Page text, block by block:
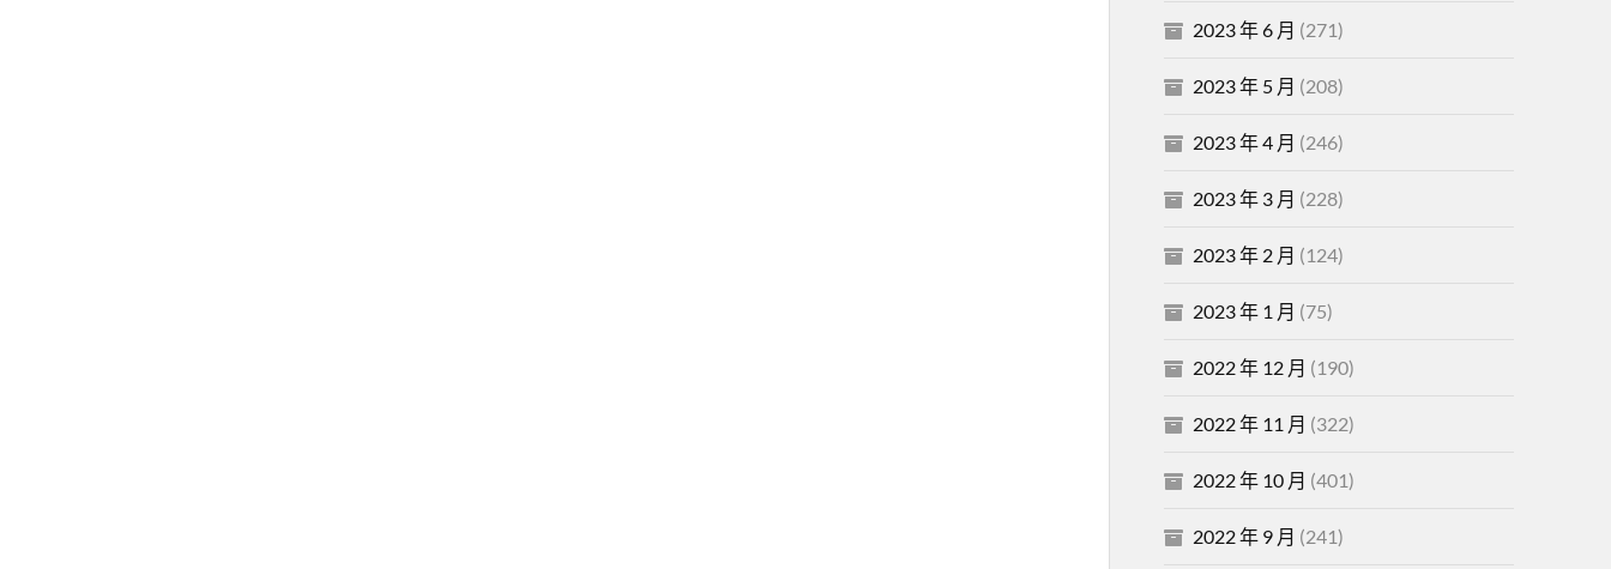
2023 年 6 月 (271)
2023 年 5 月 (208)
2023 年 4 月 (246)
2023 年 3 月 (228)
2023 年 2 月 (124)
2023 年 1 月 (75)
2022 年 12 月 (190)
2022 年 11 月 (322)
2022 年 10 月 (401)
2022 年 9 月 (241)